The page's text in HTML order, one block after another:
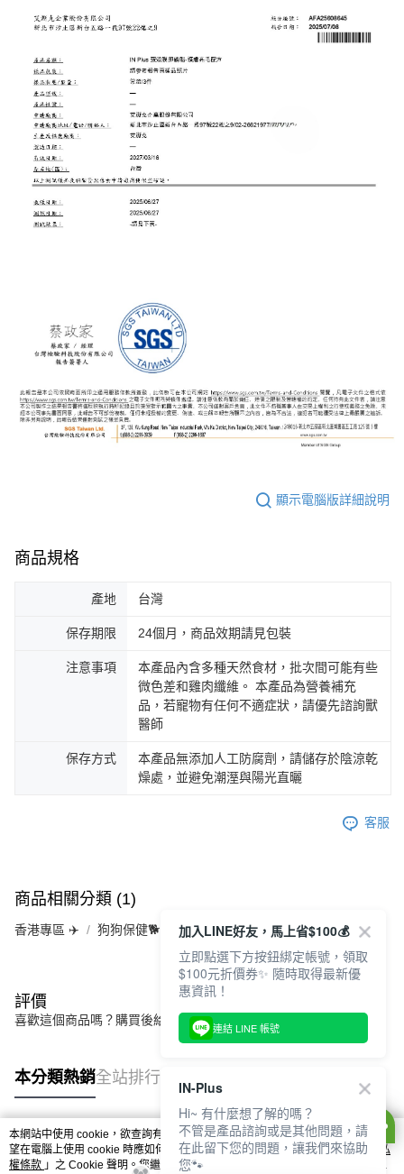
顯示電腦版詳細說明
商品規格
產地 台灣
保存期限 24個月，商品效期請見包裝
注意事項
本產品內含多種天然食材，批次間可能有些
微色差和雞肉纖維。 本產品為營養補充
品，若寵物有任何不適症狀，請優先諮詢獸
醫師
保存方式
本產品無添加人工防腐劑，請儲存於陰涼乾
燥處，並避免潮溼與陽光直曬
客服
商品相關分類 (1)
香港專區 ✈️ 狗狗保健🐕
評價
喜歡這個商品嗎？購買後給他一個好評吧
本分類熱銷全站排行
熱門標籤
本網站中使用 cookie，欲查詢有關本網站使用 cookie 方式之詳情，及若您不希
望在電腦上使用 cookie 時應如何變更電腦的 cookie 設定，請參閱本網站「
隱私
權條款 」之 Cookie 聲明。您繼續使用本網站即表示您同意本公司得按本網站使
加入LINE好友，馬上省$100💰
立即點選下方按鈕綁定帳號，領取
$100元折價券✨ 隨時取得最新優
惠資訊！
連結 LINE 帳號
IN-Plus
Hi~ 有什麼想了解的嗎？
不管是產品諮詢或是其他問題，請
在此留下您的問題，讓我們來協助
您🐾